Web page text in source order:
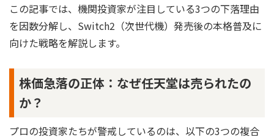
この記事では、機関投資家が注目している3つの下落理由
を因数分解し、Switch2（次世代機）発売後の本格普及に
向けた戦略を解説します。
株価急落の正体：なぜ任天堂は売られたの
か？
プロの投資家たちが警戒しているのは、以下の3つの複合